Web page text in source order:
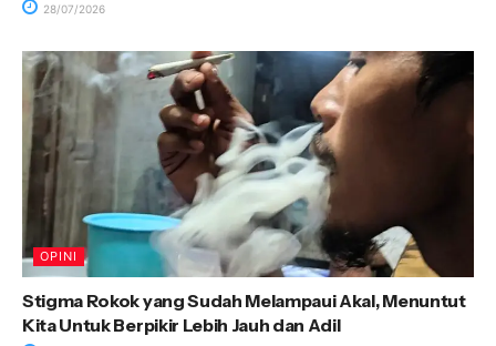
28/07/2026
OPINI
Stigma Rokok yang Sudah Melampaui Akal, Menuntut
Kita Untuk Berpikir Lebih Jauh dan Adil